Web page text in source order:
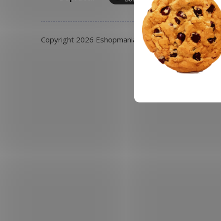
Copyright 2026 Eshopmania.cz. Všechna práva